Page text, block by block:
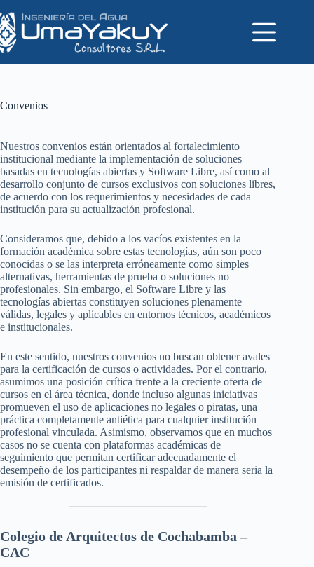
al
contenido
Convenios
Nuestros convenios están orientados al fortalecimiento
institucional mediante la implementación de soluciones
basadas en tecnologías abiertas y Software Libre, así como al
desarrollo conjunto de cursos exclusivos con soluciones libres,
de acuerdo con los requerimientos y necesidades de cada
institución para su actualización profesional.
Consideramos que, debido a los vacíos existentes en la
formación académica sobre estas tecnologías, aún son poco
conocidas o se las interpreta erróneamente como simples
alternativas, herramientas de prueba o soluciones no
profesionales. Sin embargo, el Software Libre y las
tecnologías abiertas constituyen soluciones plenamente
válidas, legales y aplicables en entornos técnicos, académicos
e institucionales.
En este sentido, nuestros convenios no buscan obtener avales
para la certificación de cursos o actividades. Por el contrario,
asumimos una posición crítica frente a la creciente oferta de
cursos en el área técnica, donde incluso algunas iniciativas
promueven el uso de aplicaciones no legales o piratas, una
práctica completamente antiética para cualquier institución
profesional vinculada. Asimismo, observamos que en muchos
casos no se cuenta con plataformas académicas de
seguimiento que permitan certificar adecuadamente el
desempeño de los participantes ni respaldar de manera seria la
emisión de certificados.
Colegio de Arquitectos de Cochabamba –
CAC